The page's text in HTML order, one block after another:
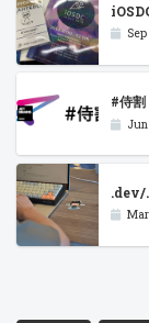
#侍
.dev/
Mar